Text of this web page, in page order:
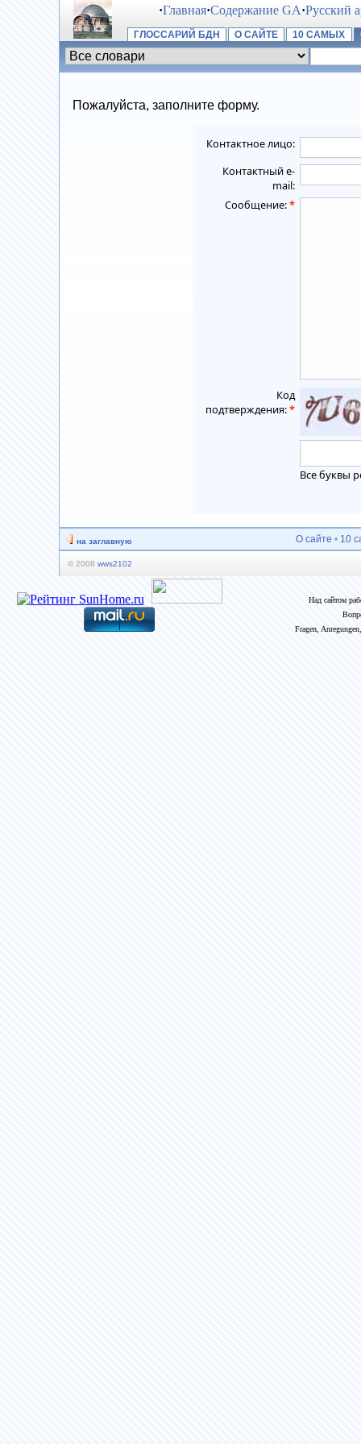
·Главная·Содержание GA·Русский
ГЛОССАРИЙ БДН О САЙТЕ 10 САМЫХ
Пожалуйста, заполните форму.
Контактное лицо:
Контактный e-
mail:
Сообщение:*
Код
подтверждения:*
Все буквы
на заглавную О сайте • 10
© 2008 wws2102
Над сайтом
Fragen,